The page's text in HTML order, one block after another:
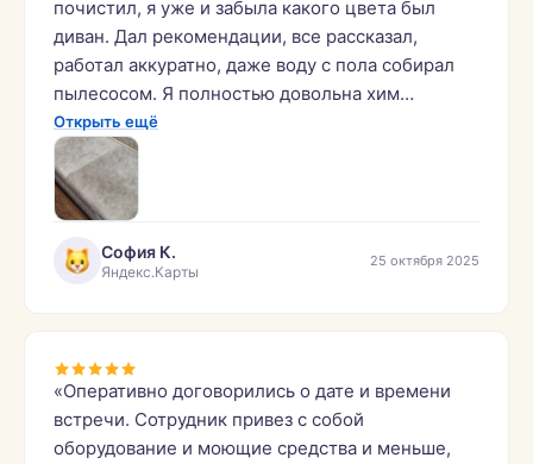
почистил, я уже и забыла какого цвета был
диван. Дал рекомендации, все рассказал,
работал аккуратно, даже воду с пола собирал
пылесосом. Я полностью довольна хим
чисткой, спасибо большое!»
Открыть ещё
София К.
Яндекс.Карты
25 октября 2025
«Оперативно договорились о дате и времени
встречи. Сотрудник привез с собой
оборудование и моющие средства и меньше,